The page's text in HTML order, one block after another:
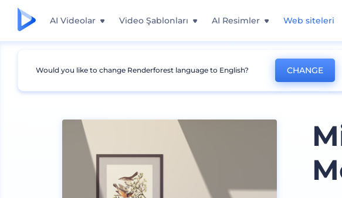
AI Videolar Video Şablonları AI Resimler Web siteleri
Mockuplar İç Mimari Çerçeve Mockup
Would you like to change Renderforest language to English? CHANGE